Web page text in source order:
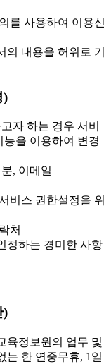
를 사용하여 이용신
의 내용을 허위로 기
)
자 하는 경우 서비
을 이용하여 변경
, 이메일
비스 권한설정을 위
처
정하는 경미한 사항
)
육정보원의 업무 및
는 한 연중무휴, 1일